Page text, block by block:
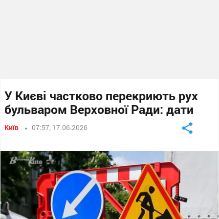
У Києві частково перекриють рух
бульваром Верховної Ради: дати
Київ 07:57, 17.06.2026